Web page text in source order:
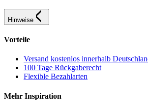
Hinweise
Vorteile
Versand kostenlos innerhalb
100 Tage Rückgaberecht
Flexible Bezahlarten
Mehr Inspiration